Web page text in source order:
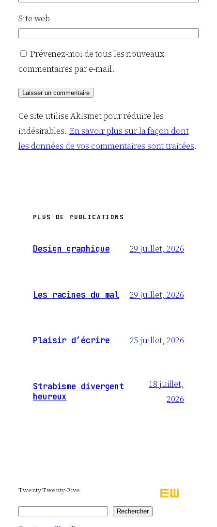
Site web
Prévenez-moi de tous les nouveaux
commentaires par e-mail.
Ce site utilise Akismet pour réduire les
indésirables. En savoir plus sur la façon dont
les données de vos commentaires sont traitées.
PLUS DE PUBLICATIONS
Design graphique 29 juillet, 2026
Les racines du mal 29 juillet, 2026
Plaisir d’écrire 25 juillet, 2026
Strabisme divergent
heureux
18 juillet,
2026
Twenty Twenty-Five
Rechercher Rechercher